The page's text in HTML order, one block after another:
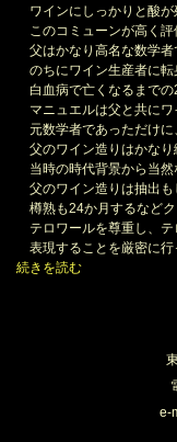
ワインにしっかりと酸が
このコミューンが高く評
父はかなり高名な数学者
のちにワイン生産者に転
白血病で亡くなるまでの
マニュエルは父と共にワ
元数学者であっただけに
父のワイン造りはかなり
当時の時代背景から当然
父のワイン造りは抽出も
樽熟も24か月するなどク
テロワールを尊重し、テ
表現することを厳密に行
続きを読む
e-